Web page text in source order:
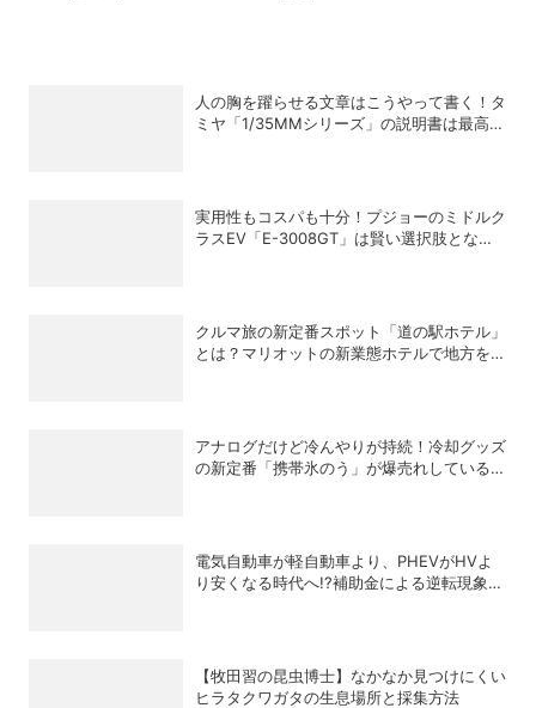
人の胸を躍らせる文章はこうやって書く！タ
ミヤ「1/35MMシリーズ」の説明書は最高の
実用性もコスパも十分！プジョーのミドルク
ラスEV「E-3008GT」は賢い選択肢となり
クルマ旅の新定番スポット「道の駅ホテル」
とは？マリオットの新業態ホテルで地方を満
アナログだけど冷んやりが持続！冷却グッズ
の新定番「携帯氷のう」が爆売れしている理
電気自動車が軽自動車より、PHEVがHVよ
り安くなる時代へ!?補助金による逆転現象に
【牧田習の昆虫博士】なかなか見つけにくい
ヒラタクワガタの生息場所と採集方法